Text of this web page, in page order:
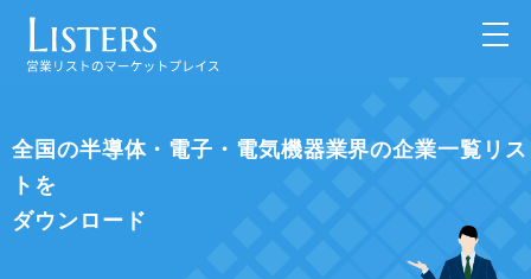
全国の半導体・電子・電気機器業界の企業一覧リス
トを
ダウンロード